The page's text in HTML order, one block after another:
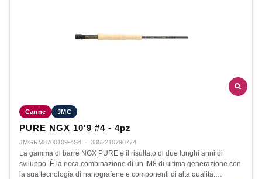
Canne JMC
PURE NGX 10'9 #4 - 4pz
JMGRM8700109-4S4 · 3352210790774
La gamma di barre NGX PURE è il risultato di due lunghi anni di
sviluppo. È la ricca combinazione di un IM8 di ultima generazione con
la sua tecnologia di nanografene e componenti di alta qualità.…